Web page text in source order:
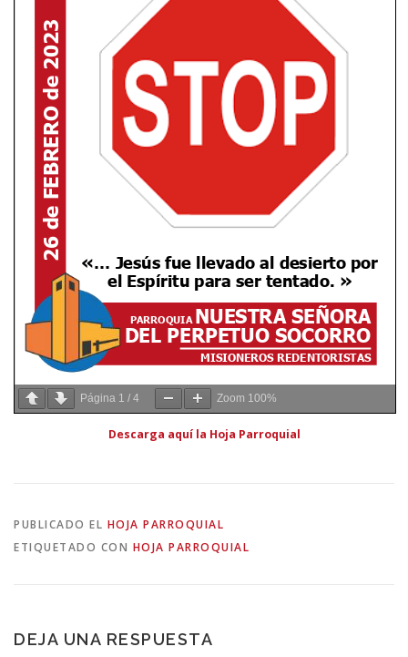
Página 1 / 4 Zoom 100%
Descarga aquí la Hoja Parroquial
PUBLICADO EL HOJA PARROQUIAL
ETIQUETADO CON HOJA PARROQUIAL
DEJA UNA RESPUESTA